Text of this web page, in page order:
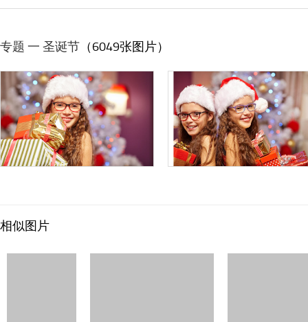
专题 一 圣诞节 （6049张图片）
相似图片